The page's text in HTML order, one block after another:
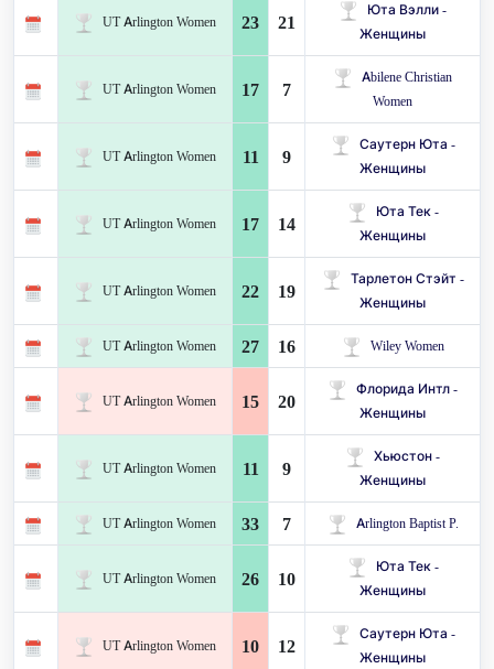
UT Arlington Women 23 21
Юта Вэлли -
Женщины
UT Arlington Women 17 7
Abilene Christian
Women
UT Arlington Women 11 9
Саутерн Юта -
Женщины
UT Arlington Women 17 14
Юта Тек -
Женщины
UT Arlington Women 22 19
Тарлетон Стэйт -
Женщины
UT Arlington Women 27 16 Wiley Women
UT Arlington Women 15 20
Флорида Интл -
Женщины
UT Arlington Women 11 9
Хьюстон -
Женщины
UT Arlington Women 33 7 Arlington Baptist P.
UT Arlington Women 26 10
Юта Тек -
Женщины
UT Arlington Women 10 12
Саутерн Юта -
Женщины